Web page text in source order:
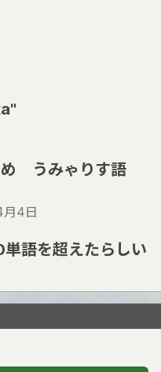
うみゃりす語
月4日
語を超えたらしい